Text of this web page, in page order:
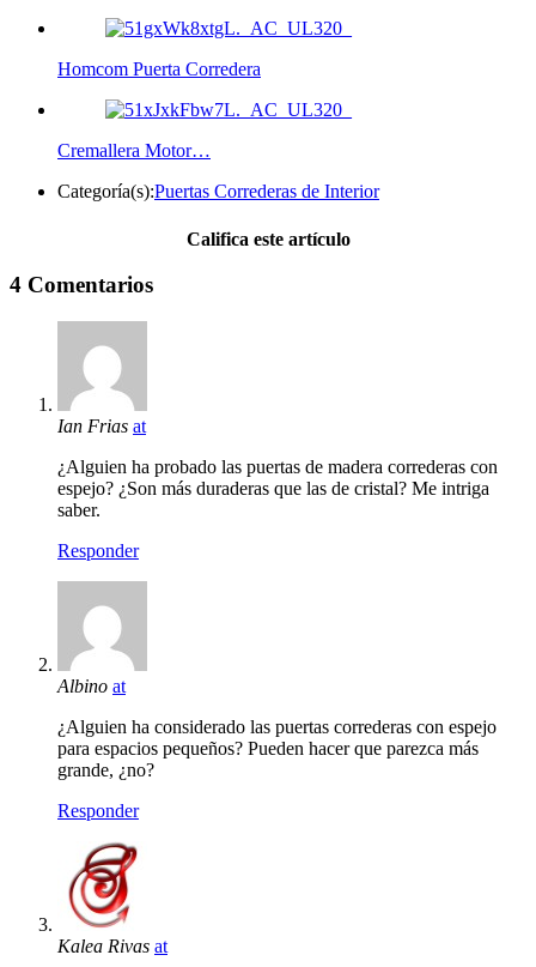
Homcom Puerta Corredera
Cremallera Motor…
Categoría(s):Puertas Correderas de Interior
Califica este artículo
4 Comentarios
Ian Frias at
¿Alguien ha probado las puertas de madera correderas con
espejo? ¿Son más duraderas que las de cristal? Me intriga
saber.
Responder
Albino at
¿Alguien ha considerado las puertas correderas con espejo
para espacios pequeños? Pueden hacer que parezca más
grande, ¿no?
Responder
Kalea Rivas at